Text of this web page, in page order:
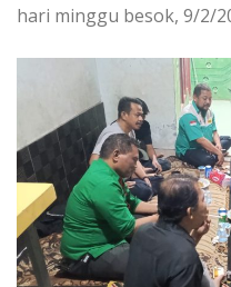
hari minggu besok, 9/2/